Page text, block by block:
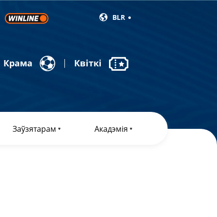
BLR
Крама Квіткі
Заўзятарам Акадэмія